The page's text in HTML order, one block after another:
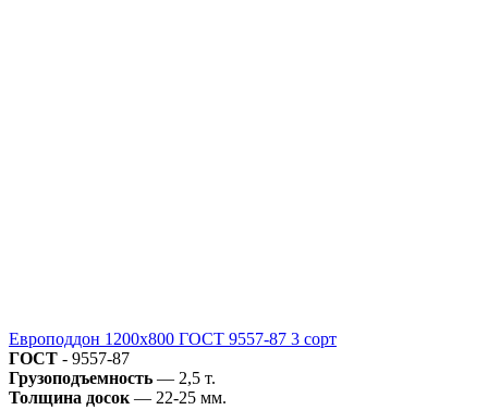
Европоддон 1200х800 ГОСТ 9557-87 3 сорт
ГОСТ - 9557-87
Грузоподъемность — 2,5 т.
Толщина досок — 22-25 мм.